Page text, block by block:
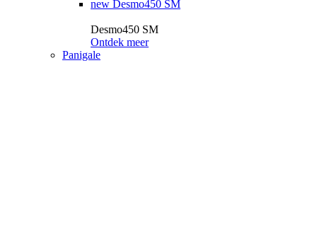
new Desmo450 SM
Desmo450 SM
Ontdek meer
Panigale